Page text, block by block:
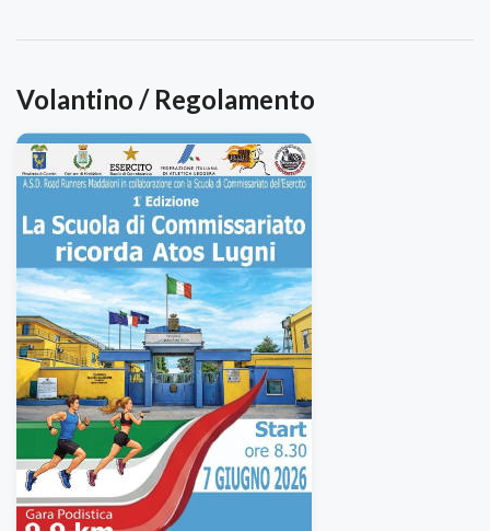
Volantino / Regolamento